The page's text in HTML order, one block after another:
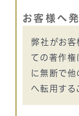
お客様へ
弊社がお客
ての著作権
に無断で他
へ転用する